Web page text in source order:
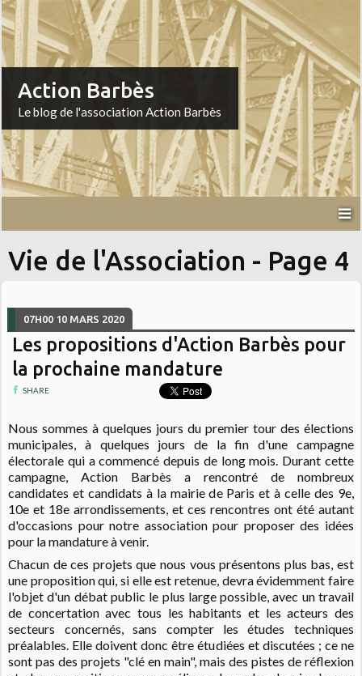
Action Barbès
Le blog de l'association Action Barbès
Vie de l'Association - Page 4
07H00 10 MARS 2020
Les propositions d'Action Barbès pour
la prochaine mandature
SHARE
Nous sommes à quelques jours du premier tour des élections
municipales, à quelques jours de la fin d'une campagne
électorale qui a commencé depuis de long mois. Durant cette
campagne, Action Barbès a rencontré de nombreux
candidates et candidats à la mairie de Paris et à celle des 9e,
10e et 18e arrondissements, et ces rencontres ont été autant
d'occasions pour notre association pour proposer des idées
pour la mandature à venir.
Chacun de ces projets que nous vous présentons plus bas, est
une proposition qui, si elle est retenue, devra évidemment faire
l'objet d'un débat public le plus large possible, avec un travail
de concertation avec tous les habitants et les acteurs des
secteurs concernés, sans compter les études techniques
préalables. Elle doivent donc être étudiées et discutées ; ce ne
sont pas des projets "clé en main", mais des pistes de réflexion